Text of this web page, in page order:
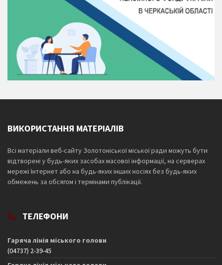
ВИКОРИСТАННЯ МАТЕРІАЛІВ
Всі матеріали веб-сайту Золотоніської міської ради можуть бути
відтворені у будь-яких засобах масової інформації, на серверах
мережі Інтернет або на будь-яких інших носіях без будь-яких
обмежень за обсягом і термінами публікації.
ТЕЛЕФОНИ
Гаряча лінія міського голови
(04737) 2-39-45